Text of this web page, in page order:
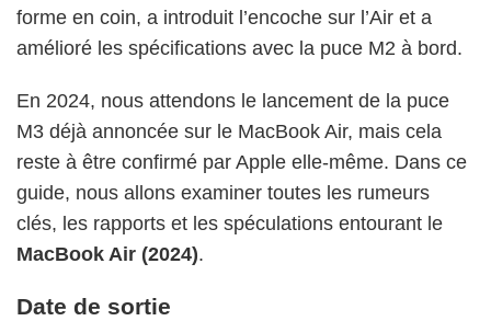
forme en coin, a introduit l’encoche sur l’Air et a
amélioré les spécifications avec la puce M2 à bord.
En 2024, nous attendons le lancement de la puce
M3 déjà annoncée sur le MacBook Air, mais cela
reste à être confirmé par Apple elle-même. Dans ce
guide, nous allons examiner toutes les rumeurs
clés, les rapports et les spéculations entourant le
MacBook Air (2024).
Date de sortie